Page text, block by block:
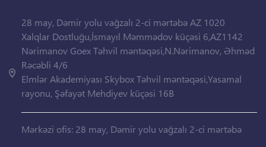
28 may, Dəmir yolu vağzalı 2-ci mərtəbə AZ 1020
Xalqlar Dostluğu,İsmayıl Məmmədov küçəsi 6,AZ1142
Nərimanov Goex Təhvil məntəqəsi,N.Nərimanov, Əhməd
Rəcəbli 4/6
Elmlər Akademiyası Skybox Təhvil məntəqəsi,Yasamal
rayonu, Şəfayət Mehdiyev küçəsi 16B
Mərkəzi ofis: 28 may, Dəmir yolu vağzalı 2-ci mərtəbə